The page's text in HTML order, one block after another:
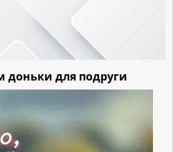
доньки для подруги